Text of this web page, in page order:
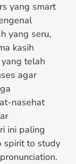
yang smart
yang seru,
kasih
telah
agar
nasehat
ini paling
spirit to study